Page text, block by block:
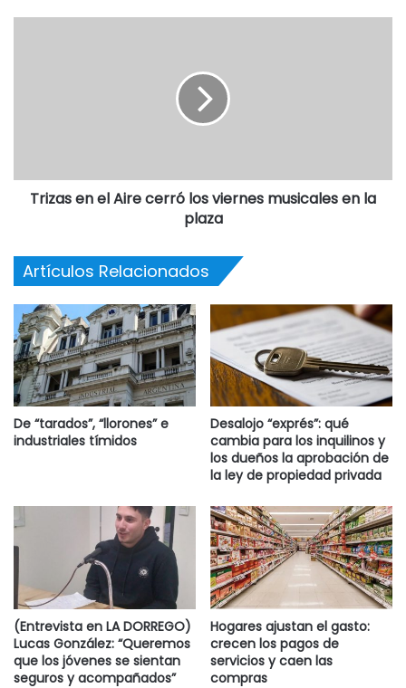
Trizas en el Aire cerró los viernes musicales en la
plaza
Artículos Relacionados
De “tarados”, “llorones” e
industriales tímidos
Desalojo “exprés”: qué
cambia para los inquilinos y
los dueños la aprobación de
la ley de propiedad privada
(Entrevista en LA DORREGO)
Lucas González: “Queremos
que los jóvenes se sientan
seguros y acompañados”
Hogares ajustan el gasto:
crecen los pagos de
servicios y caen las
compras